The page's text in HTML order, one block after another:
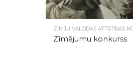
ZĪMJU VALODAS ATTĪSTĪBAS
Zīmējumu konkurss